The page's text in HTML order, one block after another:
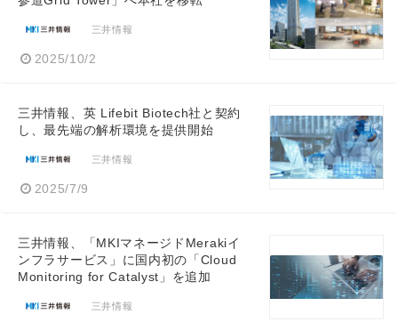
三井情報
2025/10/2
三井情報、英 Lifebit Biotech社と契約
し、最先端の解析環境を提供開始
三井情報
2025/7/9
三井情報、「MKIマネージドMerakiイ
ンフラサービス」に国内初の「Cloud
Monitoring for Catalyst」を追加
三井情報